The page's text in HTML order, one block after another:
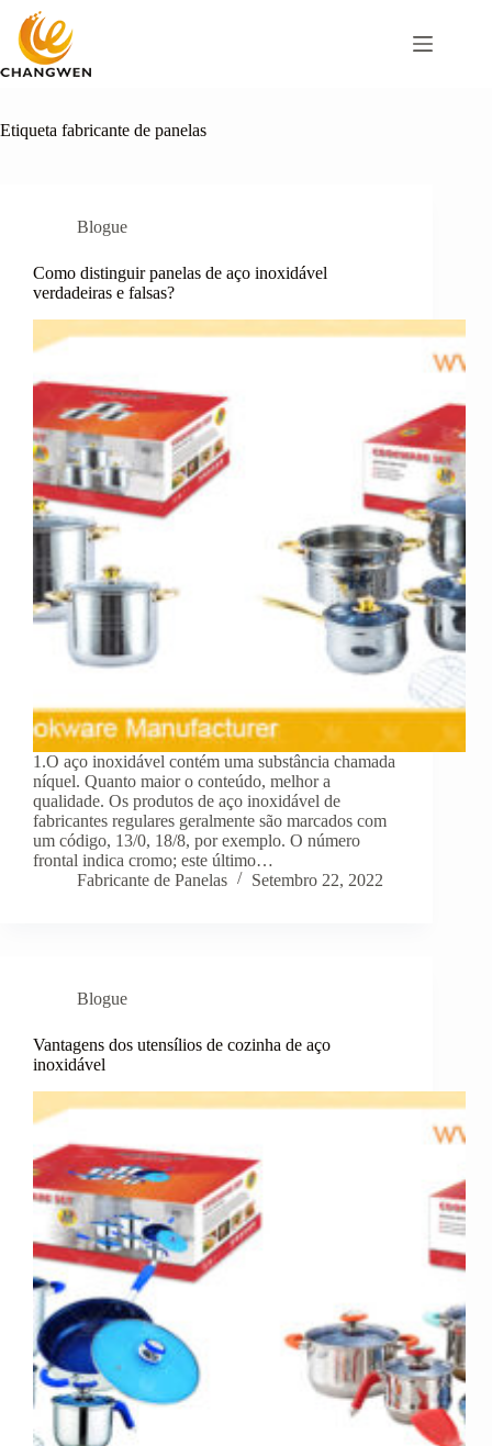
para
conteúdo
Etiqueta fabricante de panelas
Blogue
Como distinguir panelas de aço inoxidável
verdadeiras e falsas?
1.O aço inoxidável contém uma substância chamada
níquel. Quanto maior o conteúdo, melhor a
qualidade. Os produtos de aço inoxidável de
fabricantes regulares geralmente são marcados com
um código, 13/0, 18/8, por exemplo. O número
frontal indica cromo; este último…
Fabricante de Panelas
Setembro 22, 2022
Blogue
Vantagens dos utensílios de cozinha de aço
inoxidável